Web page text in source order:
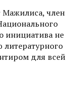
Мажилиса, член
инициатива не
для всей